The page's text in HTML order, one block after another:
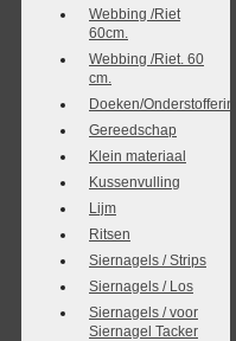
Webbing /Riet
60cm.
Webbing /Riet. 60
cm.
Doeken/Onderstoffering
Gereedschap
Klein materiaal
Kussenvulling
Lijm
Ritsen
Siernagels / Strips
Siernagels / Los
Siernagels / voor
Siernagel Tacker